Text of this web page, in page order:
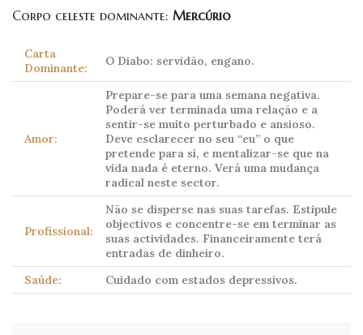
Corpo celeste dominante: Mercúrio
Carta
Dominante:
O Diabo: servidão, engano.
Amor:
Prepare-se para uma semana negativa.
Poderá ver terminada uma relação e a
sentir-se muito perturbado e ansioso.
Deve esclarecer no seu “eu” o que
pretende para si, e mentalizar-se que na
vida nada é eterno. Verá uma mudança
radical neste sector.
Profissional:
Não se disperse nas suas tarefas. Estipule
objectivos e concentre-se em terminar as
suas actividades. Financeiramente terá
entradas de dinheiro.
Saúde:
Cuidado com estados depressivos.